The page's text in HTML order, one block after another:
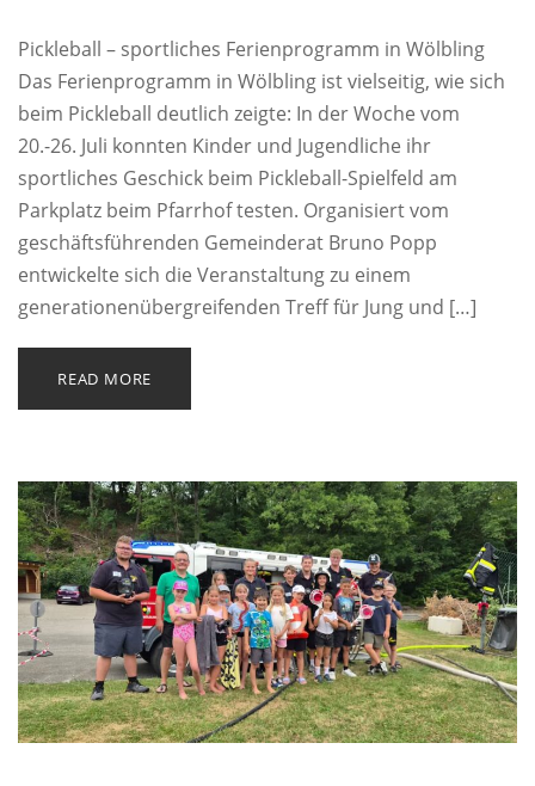
Pickleball – sportliches Ferienprogramm in Wölbling
Das Ferienprogramm in Wölbling ist vielseitig, wie sich
beim Pickleball deutlich zeigte: In der Woche vom
20.-26. Juli konnten Kinder und Jugendliche ihr
sportliches Geschick beim Pickleball-Spielfeld am
Parkplatz beim Pfarrhof testen. Organisiert vom
geschäftsführenden Gemeinderat Bruno Popp
entwickelte sich die Veranstaltung zu einem
generationenübergreifenden Treff für Jung und […]
READ MORE